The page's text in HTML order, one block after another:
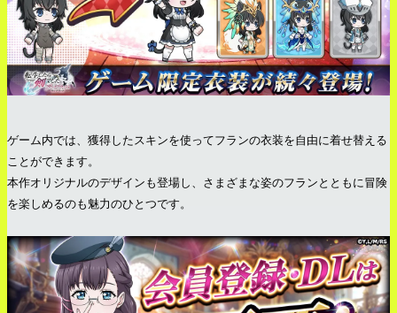
ゲーム内では、獲得したスキンを使ってフランの衣装を自由に着せ替える
ことができます。
本作オリジナルのデザインも登場し、さまざまな姿のフランとともに冒険
を楽しめるのも魅力のひとつです。